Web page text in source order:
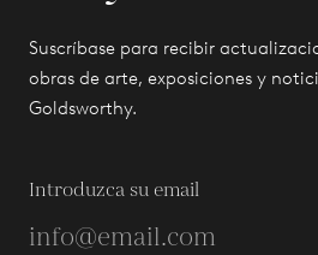
Suscríbase para recibir
obras de arte, exposiciones y
Goldsworthy.
Introduzca su email